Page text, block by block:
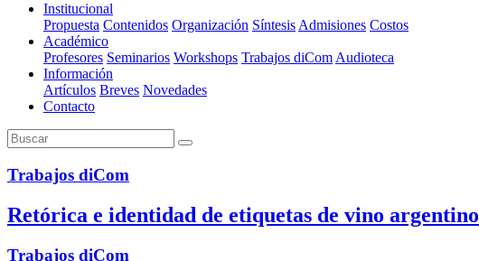
Institucional
Propuesta Contenidos Organización Síntesis Admisiones Costos
Académico
Profesores Seminarios Workshops Trabajos diCom Audioteca
Información
Artículos Breves Novedades
Contacto
Trabajos diCom
Retórica e identidad de etiquetas de vino argentino
Trabajos diCom